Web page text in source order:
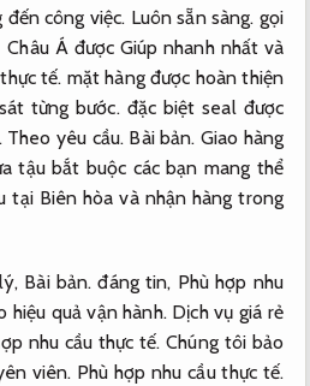
công việc. Luôn sẵn sàng. gọi
Châu Á được Giúp nhanh nhất và
tế. mặt hàng được hoàn thiện
từng bước. đặc biệt seal được
Theo yêu cầu. Bài bản. Giao hàng
tậu bắt buộc các bạn mang thể
tại Biên hòa và nhận hàng trong
Bài bản. đáng tin, Phù hợp nhu
hiệu quả vận hành.Dịch vụ giá rẻ
nhu cầu thực tế. Chúng tôi bảo
viên. Phù hợp nhu cầu thực tế.